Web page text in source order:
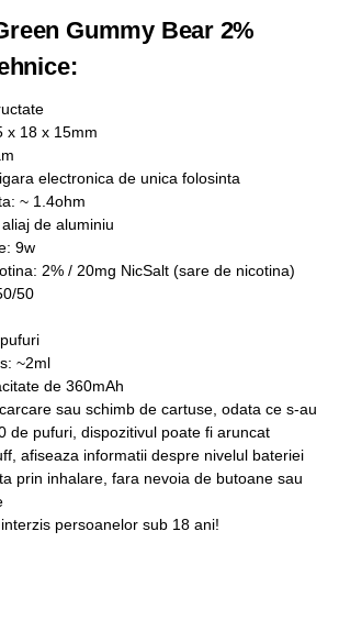
Gummy Bear 2%
x 18 x 15mm
electronica de unica folosinta
~ 1.4ohm
de aluminiu
9w
2% / 20mg NicSalt (sare de nicotina)
50
~2ml
de 360mAh
sau schimb de cartuse, odata ce s-au
de pufuri, dispozitivul poate fi aruncat
afiseaza informatii despre nivelul bateriei
prin inhalare, fara nevoia de butoane sau
persoanelor sub 18 ani!